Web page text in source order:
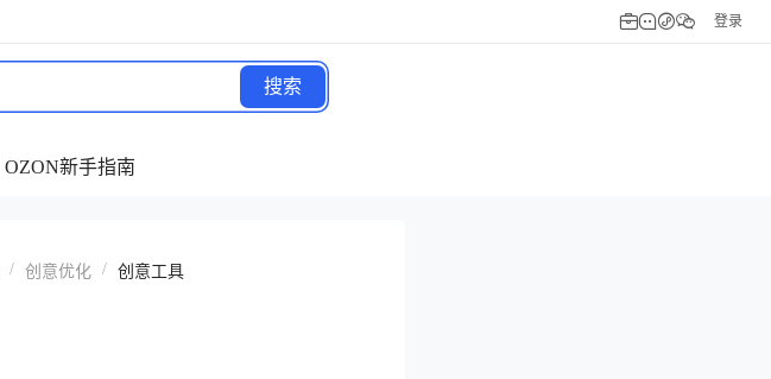
登录
搜索
OZON新手指南
/ 创意优化 / 创意工具